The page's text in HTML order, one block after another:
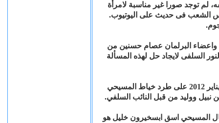
لم توجد صورا غير مناسبة لامرأة
الشعب فى حديث على اليوتيوب.
واعضاء البرلمان عصام حسنين من
السلفى لايجاد حل لهذه المسألة
قررت الدورة الأولى من جلسات المصالحة العرفية في 30 يناير 2012 على طرد خياط المسيحي
نبيل ووليد من قبل النائب السلفي.
2012 إلى طرد رجل الأعمال المسيحي اسق ابسخيرون خليل هو